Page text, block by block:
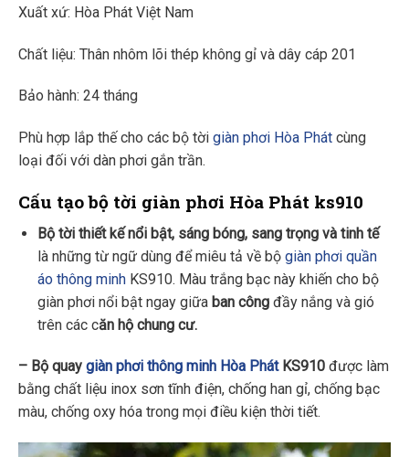
Xuất xứ: Hòa Phát Việt Nam
Chất liệu: Thân nhôm lõi thép không gỉ và dây cáp 201
Bảo hành: 24 tháng
Phù hợp lắp thế cho các bộ tời giàn phơi Hòa Phát cùng
loại đối với dàn phơi gắn trần.
Cấu tạo bộ tời giàn phơi Hòa Phát ks910
Bộ tời thiết kế nổi bật, sáng bóng, sang trọng và tinh tế
là những từ ngữ dùng để miêu tả về bộ giàn phơi quần
áo thông minhKS910. Màu trắng bạc này khiến cho bộ
giàn phơi nổi bật ngay giữa ban côngđầy nắng và gió
trên các căn hộ chung cư.
– Bộ quay giàn phơi thông minh Hòa PhátKS910 được làm
bằng chất liệu inox sơn tĩnh điện, chống han gỉ, chống bạc
màu, chống oxy hóa trong mọi điều kiện thời tiết.